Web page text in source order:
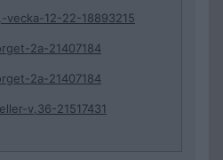
12-22-18893215
2a-21407184
2a-21407184
v,36-21517431